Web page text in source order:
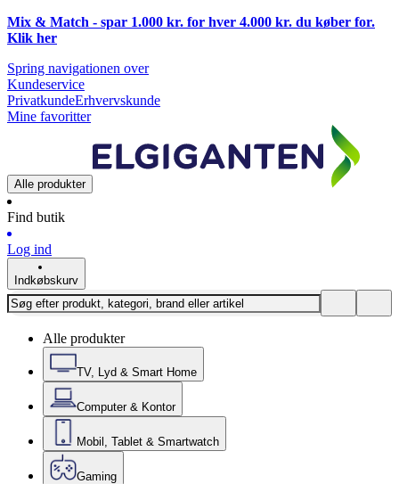
Mix & Match - spar 1.000 kr. for hver 4.000 kr. du køber for.
Klik her
Spring navigationen over
Kundeservice
PrivatkundeErhvervskunde
Mine favoritter
Alle produkter
Find butik
Log ind
Indkøbskurv
Alle produkter
TV, Lyd & Smart Home
Computer & Kontor
Mobil, Tablet & Smartwatch
Gaming